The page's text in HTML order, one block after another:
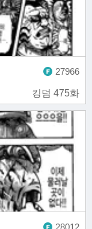
킹덤 475화
27966
28012